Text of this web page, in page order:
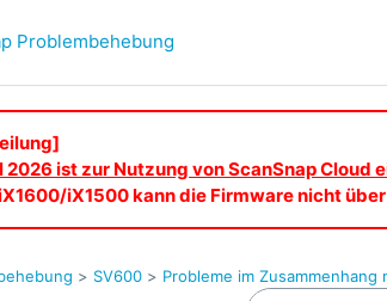
Problembehebung
2026 ist zur Nutzung von ScanSnap
iX1500 kann die Firmware nicht
SV600 Probleme im Zusammenhang